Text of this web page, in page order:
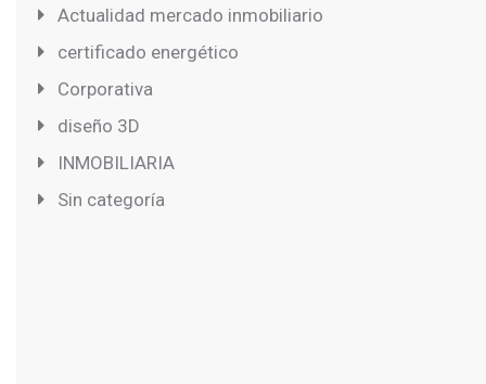
Actualidad mercado inmobiliario
certificado energético
Corporativa
diseño 3D
INMOBILIARIA
Sin categoría